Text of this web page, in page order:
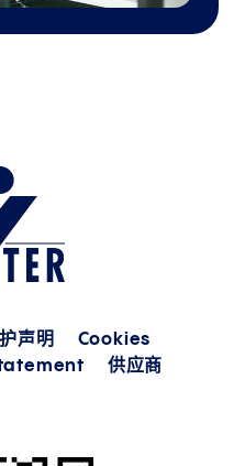
声明
Cookies
供应商